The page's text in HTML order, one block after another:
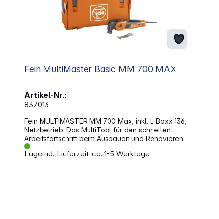
Fein MultiMaster Basic MM 700 MAX
Artikel-Nr.:
837013
Fein MULTIMASTER MM 700 Max, inkl. L-Boxx 136,
Netzbetrieb. Das MultiTool für den schnellen
Arbeitsfortschritt beim Ausbauen und Renovieren mit
Bi-Metall-Sägeblatt für Holz, Metall und Kunststoff.
Eigenschaften: Anti-Vibrationssystem: Dauerhaft
Lagernd, Lieferzeit: ca. 1-5 Werktage